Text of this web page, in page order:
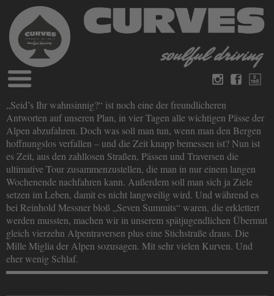
Blog
Magazine
Bücher
Videos
Deutsch Englisch
über Curves
Impressum
Datenschutz
Kontakt
„Seid’s Ihr wahnsinnig?“ ist noch eine der freundlicheren
Antworten auf unseren Plan, in vier Tagen alle wichtigen Pässe der
Alpen abzufahren. Doch was soll man tun, wenn man den Bergen
hoffnungslos verfallen – und die Zeit knapp bemessen ist? Nun ist
es Zeit, aus den zahllosen Straßen, Pässen und Traversen die
ultimative Tour zusammenzustellen, die man in nur einem langen
Wochenende nachfahren kann. Außerdem soll man sich ja Ziele
setzen im Leben, damit es nicht langweilig wird. Und während es
bei Reinhold Messner bloß „Seven Summits“ waren, die erklettert
werden mussten, machen wir in unserem spätjugendlichen Übermut
gleich vierzehn Alpentraversen plus eine Stichstraße draus. Die
Mille Miglia der Alpen sozusagen. Mit sehr vielen Kurven. Und
eher wenig Schlaf.